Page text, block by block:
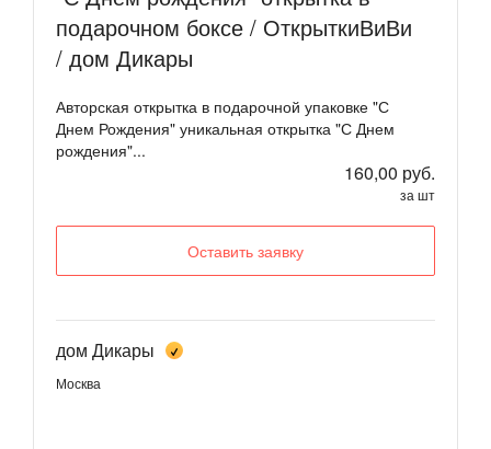
подарочном боксе / ОткрыткиВиВи
/ дом Дикары
Авторская открытка в подарочной упаковке "С
Днем Рождения" уникальная открытка "С Днем
рождения"...
160,00 руб.
за шт
Оставить заявку
дом Дикары
Москва